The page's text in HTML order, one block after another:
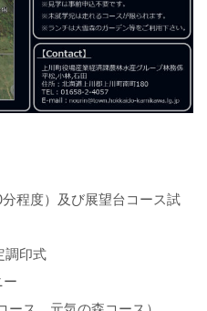
程度）及び展望台コース試
印式